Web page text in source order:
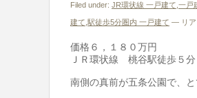
Filed under: JR環状線 一戸建て 一戸
建て 駅徒歩5分圏内 一戸建て — リア
価格６，１８０万円
ＪＲ環状線 桃谷駅徒歩５分
南側の真前が五条公園で、と